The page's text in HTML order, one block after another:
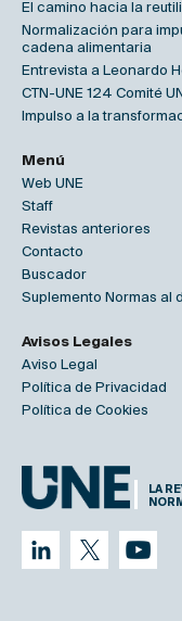
El camino hacia la
Normalización para
cadena alimentaria
Entrevista a Leonardo
CTN-UNE 124 Comité
Impulso a la
Menú
Web UNE
Staff
Revistas anteriores
Contacto
Buscador
Suplemento Normas al
Avisos Legales
Aviso Legal
Política de Privacidad
Política de Cookies
LA